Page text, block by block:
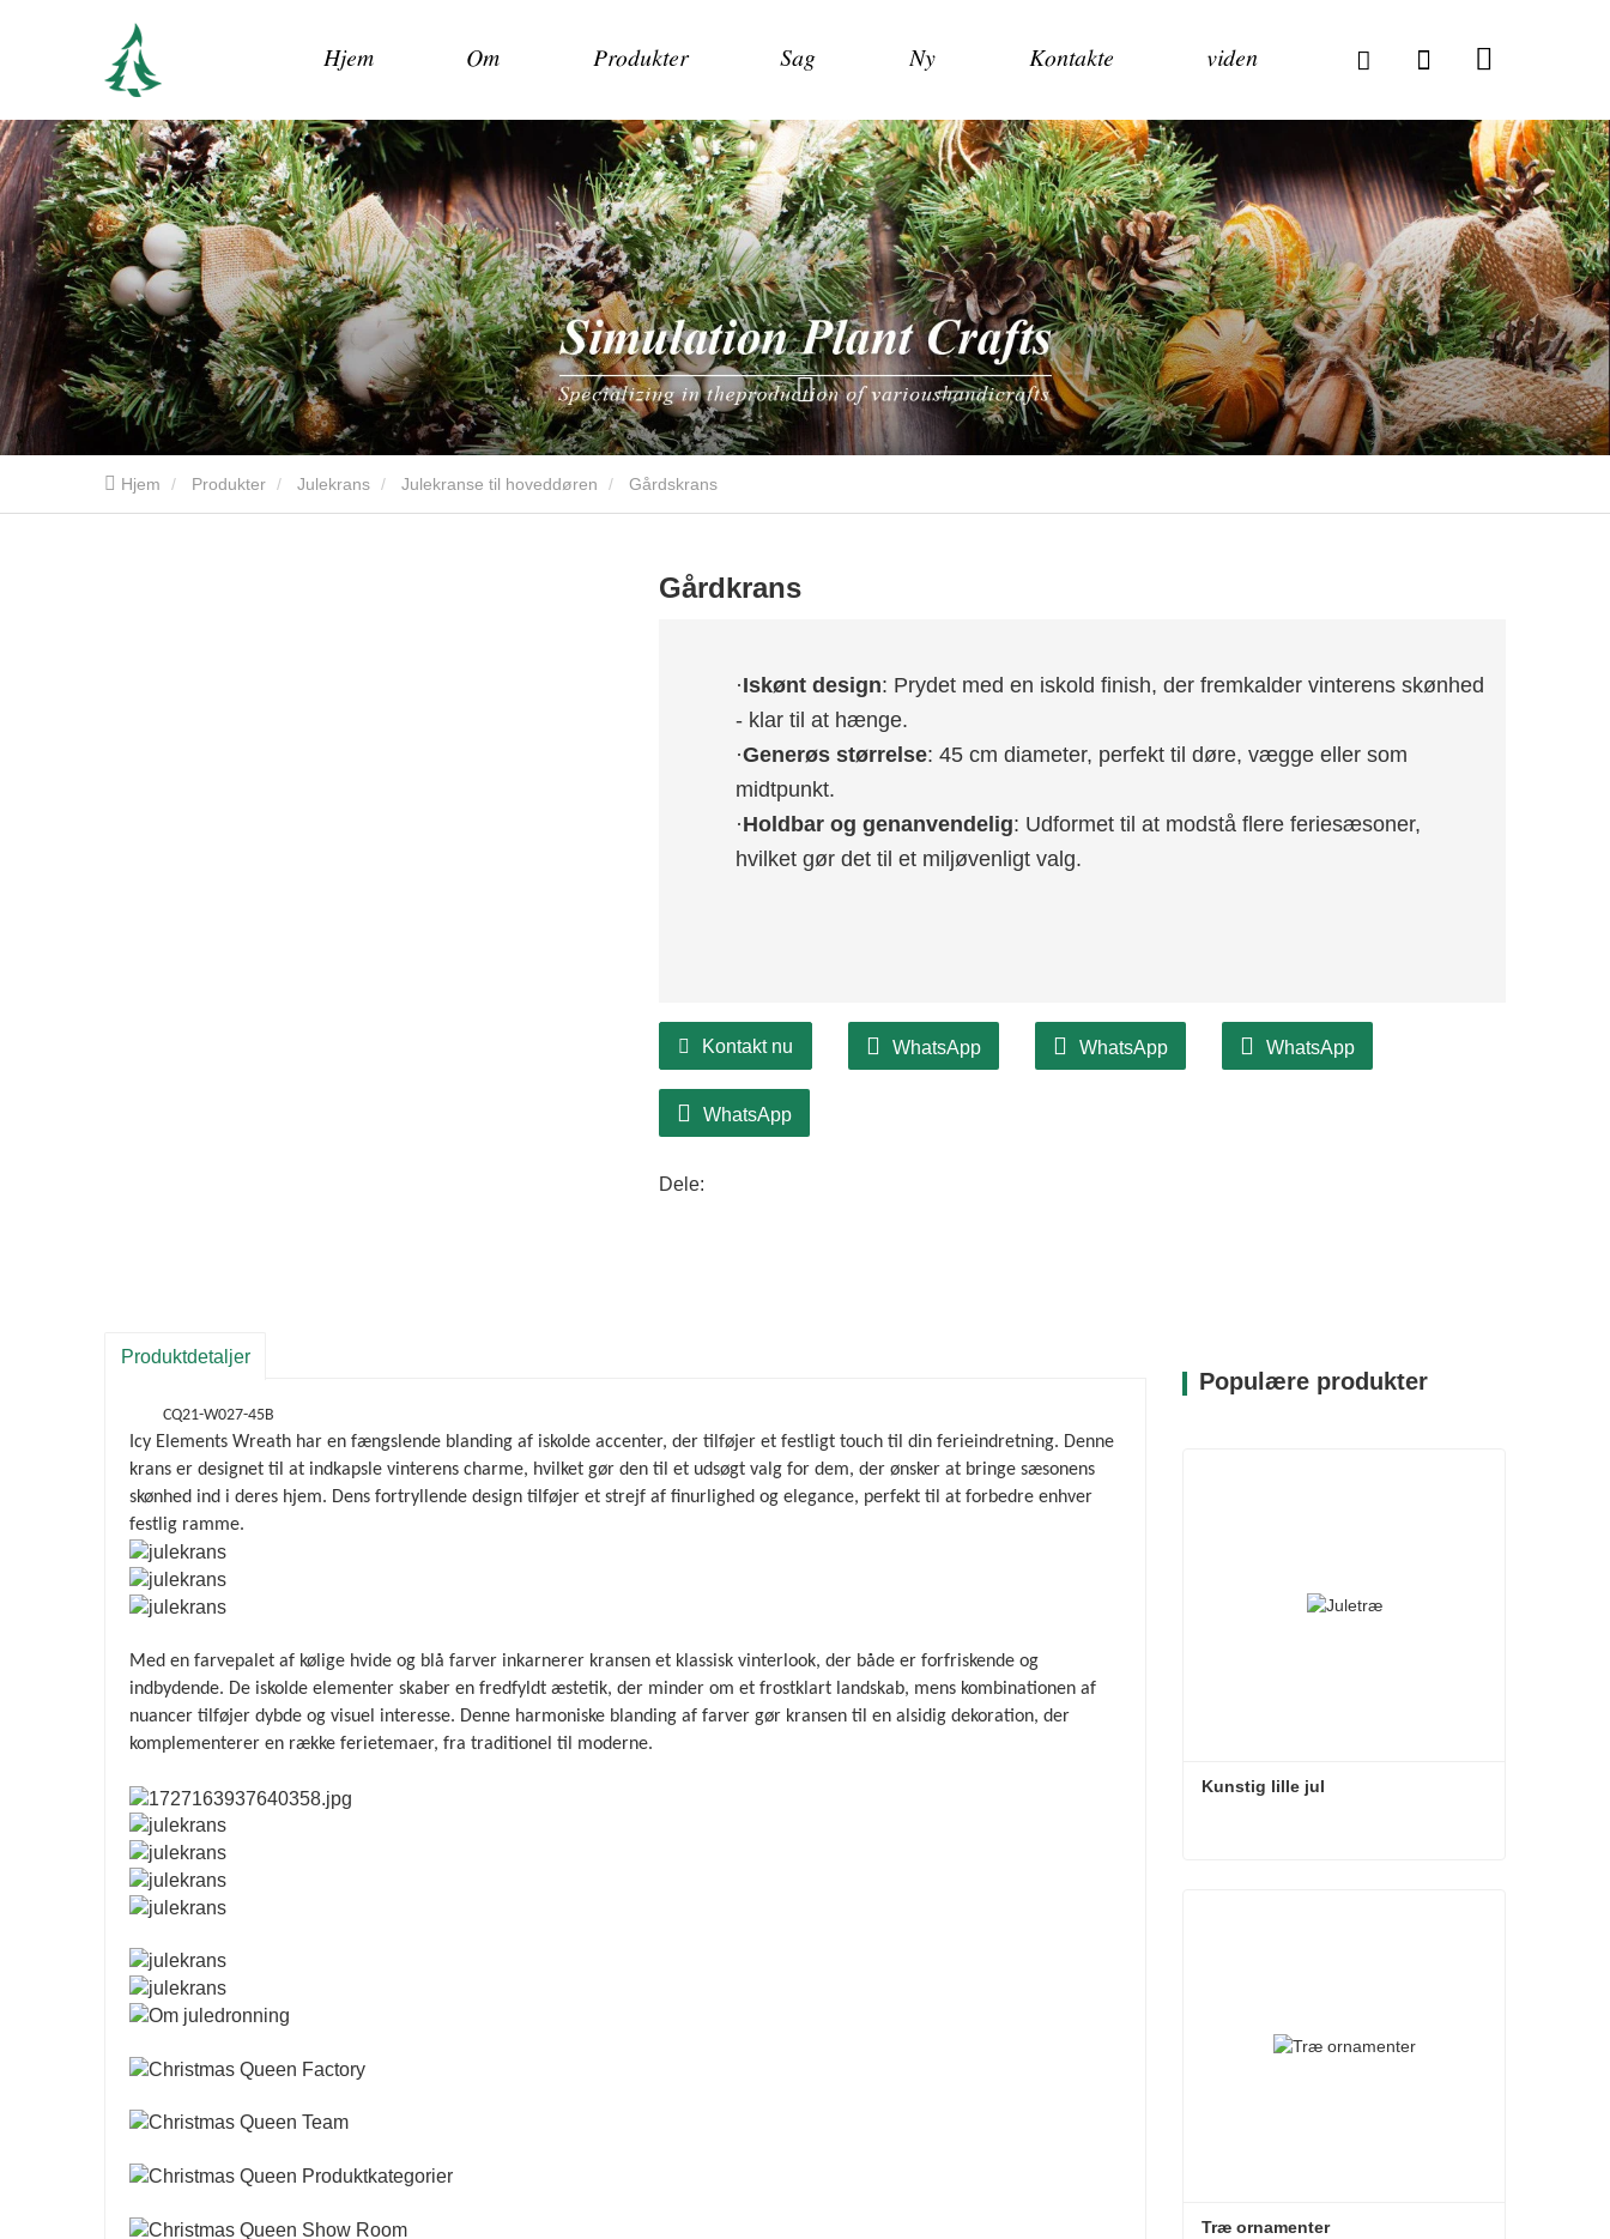
Hjem Om Produkter Sag Ny Kontakte viden
Hjem Produkter Julekrans Julekranse til hoveddøren Gårdskrans
Gårdkrans
·Iskønt design: Prydet med en iskold finish, der fremkalder vinterens skønhed
- klar til at hænge.
·Generøs størrelse: 45 cm diameter, perfekt til døre, vægge eller som
midtpunkt.
·Holdbar og genanvendelig: Udformet til at modstå flere feriesæsoner,
hvilket gør det til et miljøvenligt valg.
Kontakt nu WhatsApp WhatsApp WhatsApp
WhatsApp
Dele:
Produktdetaljer
CQ21-W027-45B
Icy Elements Wreath har en fængslende blanding af iskolde accenter, der tilføjer et festligt touch til din ferieindretning. Denne
krans er designet til at indkapsle vinterens charme, hvilket gør den til et udsøgt valg for dem, der ønsker at bringe sæsonens
skønhed ind i deres hjem. Dens fortryllende design tilføjer et strejf af finurlighed og elegance, perfekt til at forbedre enhver
festlig ramme.
Med en farvepalet af kølige hvide og blå farver inkarnerer kransen et klassisk vinterlook, der både er forfriskende og
indbydende. De iskolde elementer skaber en fredfyldt æstetik, der minder om et frostklart landskab, mens kombinationen af ​​
nuancer tilføjer dybde og visuel interesse. Denne harmoniske blanding af farver gør kransen til en alsidig dekoration, der
komplementerer en række ferietemaer, fra traditionel til moderne.
Populære produkter
Kunstig lille jul
Træ ornamenter